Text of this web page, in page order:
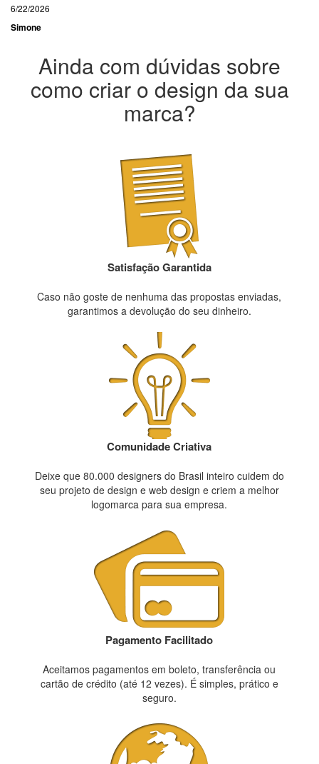
6/22/2026
Simone
Ainda com dúvidas sobre
como criar o design da sua
marca?
Satisfação Garantida
Caso não goste de nenhuma das propostas enviadas,
garantimos a devolução do seu dinheiro.
Comunidade Criativa
Deixe que 80.000 designers do Brasil inteiro cuidem do
seu projeto de design e web design e criem a melhor
logomarca para sua empresa.
Pagamento Facilitado
Aceitamos pagamentos em boleto, transferência ou
cartão de crédito (até 12 vezes). É simples, prático e
seguro.